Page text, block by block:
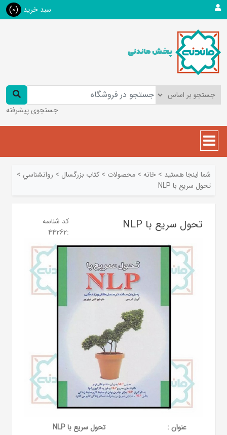
سبد خرید (0)
جستجوی پیشرفته
شما اینجا هستید > خانه > محصولات > کتاب بزرگسال > روانشناسي >
تحول سریع با NLP
تحول سریع با NLP
کد شناسه
:
44262
عنوان :
تحول سریع با NLP